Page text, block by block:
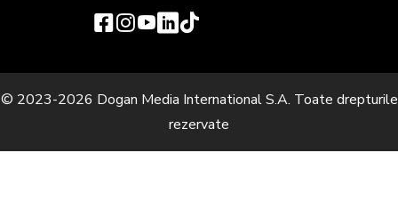
© 2023-2026 Dogan Media International S.A. Toate drepturile
rezervate